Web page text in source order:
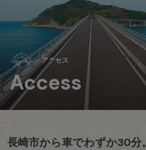
アクセス
Access
長崎市から車でわずか30分。